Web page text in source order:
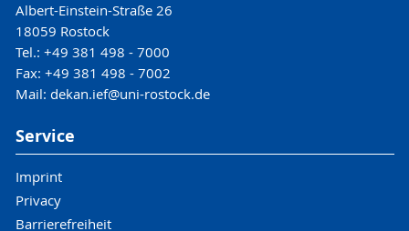
Albert-Einstein-Straße 26
18059 Rostock
Tel.: +49 381 498 - 7000
Fax: +49 381 498 - 7002
Mail: dekan.ief@uni-rostock.de
Service
Imprint
Privacy
Barrierefreiheit